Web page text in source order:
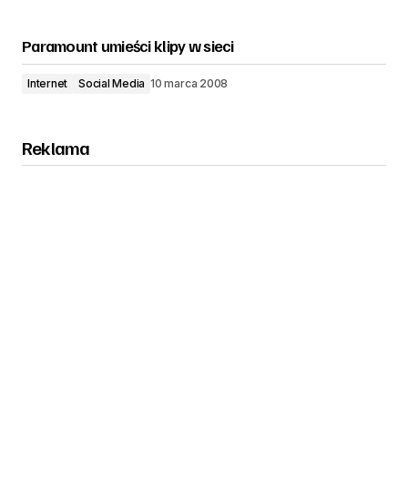
Paramount umieści klipy w sieci
Internet Social Media 10 marca 2008
Reklama